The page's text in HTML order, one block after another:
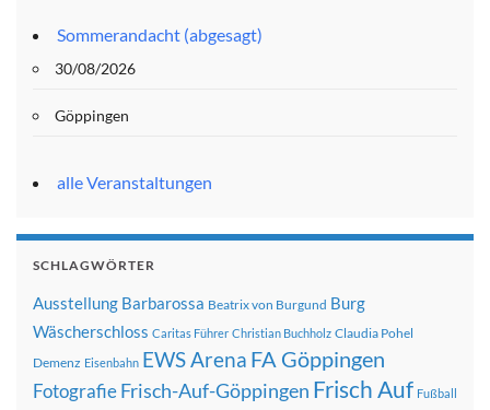
Sommerandacht (abgesagt)
30/08/2026
Göppingen
alle Veranstaltungen
SCHLAGWÖRTER
Ausstellung Barbarossa Beatrix von Burgund Burg
Wäscherschloss Caritas Führer Christian Buchholz Claudia Pohel
Demenz Eisenbahn EWS Arena FA Göppingen
FotografieFrisch-Auf-Göppingen Frisch Auf Fußball